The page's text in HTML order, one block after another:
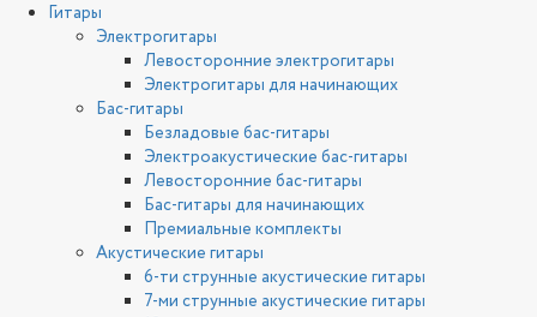
Гитары
Электрогитары
Левосторонние электрогитары
Электрогитары для начинающих
Бас-гитары
Безладовые бас-гитары
Электроакустические бас-гитары
Левосторонние бас-гитары
Бас-гитары для начинающих
Премиальные комплекты
Акустические гитары
6-ти струнные акустические гитары
7-ми струнные акустические гитары